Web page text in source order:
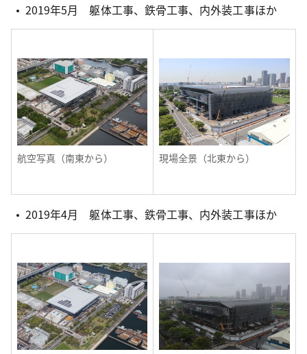
2019年5月 躯体工事、鉄骨工事、内外装工事ほか
航空写真（南東から） 現場全景（北東から）
2019年4月 躯体工事、鉄骨工事、内外装工事ほか